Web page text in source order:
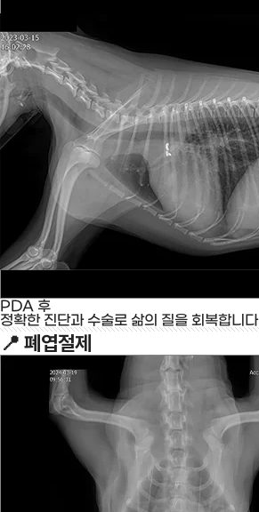
PDA 후
정확한 진단과 수술로 삶의 질을 회복합니다
📍 폐엽절제